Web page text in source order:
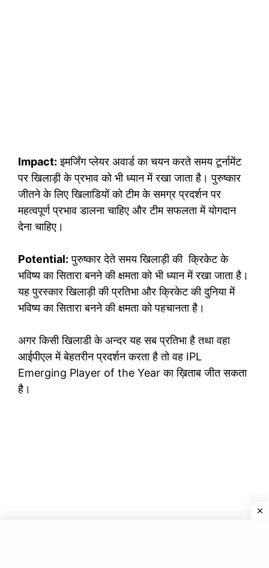
Impact: इमर्जिंग प्लेयर अवार्ड का चयन करते समय टूर्नामेंट
पर खिलाड़ी के प्रभाव को भी ध्यान में रखा जाता है। पुरुष्कार
जीतने के लिए खिलाडियों को टीम के समग्र प्रदर्शन पर
महत्वपूर्ण प्रभाव डालना चाहिए और टीम सफलता में योगदान
देना चाहिए।
Potential: पुरुष्कार देते समय खिलाड़ी की क्रिकेट के
भविष्य का सितारा बनने की क्षमता को भी ध्यान में रखा जाता है।
यह पुरस्कार खिलाड़ी की प्रतिभा और क्रिकेट की दुनिया में
भविष्य का सितारा बनने की क्षमता को पहचानता है।
अगर किसी खिलाडी के अन्दर यह सब प्रतिभा है तथा वहा
आईपीएल में बेहतरीन प्रदर्शन करता है तो वह IPL
Emerging Player of the Year का ख़िताब जीत सकता
है।